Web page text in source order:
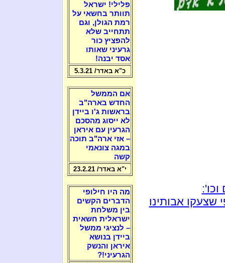
אבותינו
פלילי! ישראל
תוותר בחשאי על
רמת הגולן, וגם
תתחייב שלא
להפציץ כור
גרעיני שאותו
אסד יבנה!
כ"א באדר/ 5.3.21
אם הממשל
החדש בארה"ב
בראשות ג'ו ביידן
לא ייסוג מהסכם
הגרעין עם איראן
– אזי ארה"ב תוכה
במגה צונאמי
קשה
י"א באדר/ 23.2.21
מה היו חילופי
הדברים הקשים
בין משלחת
ישראלית חשאית
– לנציגי ממשל
ביידן בנושא
איראן והנשק
הגרעיני!?